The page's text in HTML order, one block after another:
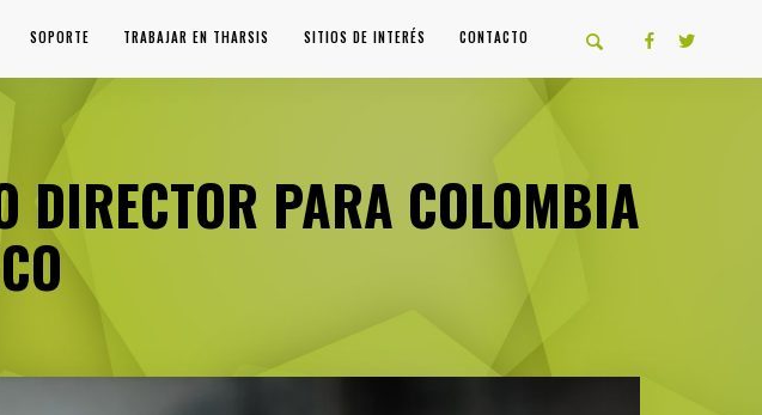
SOPORTE TRABAJAR EN THARSIS SITIOS DE INTERÉS CONTACTO
DIRECTOR PARA COLOMBIA